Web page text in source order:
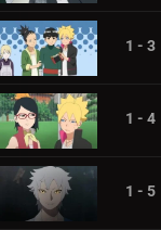
1 - 3
1 - 4
1 - 5